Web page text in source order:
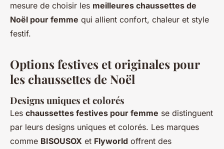
mesure de choisir les meilleures chaussettes de
Noël pour femme qui allient confort, chaleur et style
festif.
Options festives et originales pour
les chaussettes de Noël
Designs uniques et colorés
Les chaussettes festives pour femme se distinguent
par leurs designs uniques et colorés. Les marques
comme BISOUSOX et Flyworld offrent des